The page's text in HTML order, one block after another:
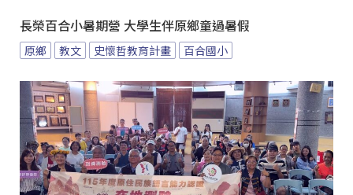
長榮百合小暑期營 大學生伴原鄉童過暑假
原鄉 教文 史懷哲教育計畫 百合國小